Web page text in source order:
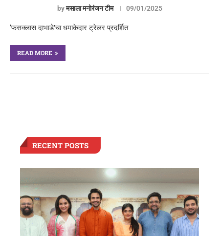
byमसाला मनोरंजन टीम 09/01/2025
‘फसक्लास दाभाडे’चा धमाकेदार ट्रेलर प्रदर्शित
READ MORE
RECENT POSTS